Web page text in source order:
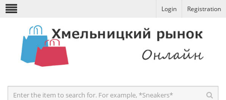
Login Registration